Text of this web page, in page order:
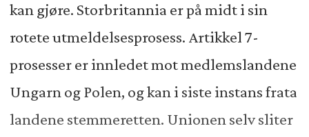
kan gjøre. Storbritannia er på midt i sin
rotete utmeldelsesprosess. Artikkel 7-
prosesser er innledet mot medlemslandene
Ungarn og Polen, og kan i siste instans frata
landene stemmeretten. Unionen selv sliter